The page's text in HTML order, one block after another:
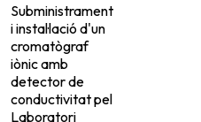
Subministrament
i instal·lació d'un
cromatògraf
iònic amb
detector de
conductivitat pel
Laboratori